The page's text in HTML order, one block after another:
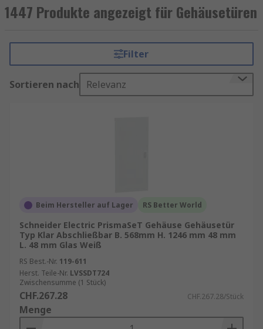
nicht nur als Schutzmechanismus, sondern
bieten auch Zugang zu empfindlichen Elektronik-
Funktion und Bedeutung von
Gehäusetüren
einfache Möglichkeit, das Innere des Gehäuses
Upgrades vorzunehmen.
In vielen industriellen Umgebungen, wie der
Automatisierungs- oder Maschinenbauindustrie,
sind Gehäusetüren unverzichtbar. Sie sorgen
dafür, dass wichtige Elektroniksysteme unter
optimalen Bedingungen arbeiten und vor
1447 Produkte angezeigt für Gehäusetüren
Filter
Sortieren nach Relevanz
Beim Hersteller auf Lager RS Better World
Schneider Electric PrismaSeT Gehäuse Gehäusetür
Typ Klar Abschließbar B. 568mm H. 1246 mm 48 mm
L. 48 mm Glas Weiß
RS Best.-Nr. 119-611
Herst. Teile-Nr. LVSSDT724
Zwischensumme (1 Stück)
CHF.267.28 CHF.267.28/Stück
Menge